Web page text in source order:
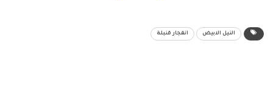
النيل الابيض انفجار قنبلة